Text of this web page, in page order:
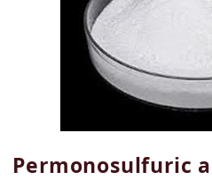
Permonosulfuric